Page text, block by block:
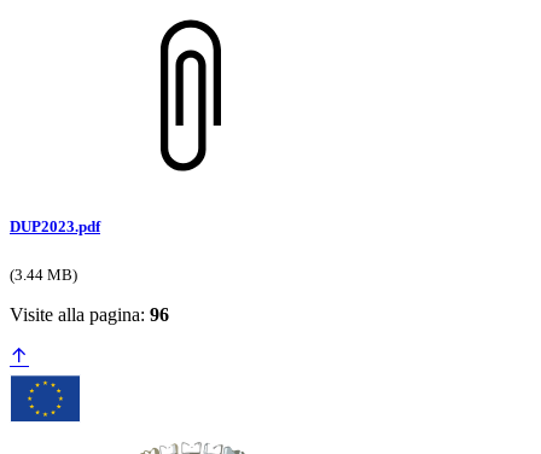
DUP2023.pdf
(3.44 MB)
Visite alla pagina: 96